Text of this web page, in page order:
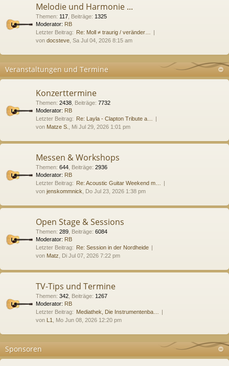
Melodie und Harmonie ...
Themen: 117 Beiträge: 1325
Moderator: RB
Letzter Beitrag: Re: Moll ≠ traurig / veränder…
von docsteve , Sa Jul 04, 2026 8:15 am
Veranstaltungen und Termine
Konzerttermine
Themen: 2438 Beiträge: 7732
Moderator: RB
Letzter Beitrag: Re: Layla - Clapton Tribute a…
von Matze S. , Mi Jul 29, 2026 1:01 pm
Messen & Workshops
Themen: 644 Beiträge: 2936
Moderator: RB
Letzter Beitrag: Re: Acoustic Guitar Weekend m…
von jenskommnick , Do Jul 23, 2026 1:38 pm
Open Stage & Sessions
Themen: 289 Beiträge: 6084
Moderator: RB
Letzter Beitrag: Re: Session in der Nordheide
von Matz , Di Jul 07, 2026 7:22 pm
TV-Tips und Termine
Themen: 342 Beiträge: 1267
Moderator: RB
Letzter Beitrag: Mediathek, Die Instrumentenba…
von L1 , Mo Jun 08, 2026 12:20 pm
Sponsoren